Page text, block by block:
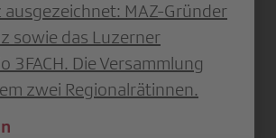
ausgezeichnet: MAZ-Gründer
sowie das Luzerner
3FACH. Die Versammlung
zwei Regionalrätinnen.